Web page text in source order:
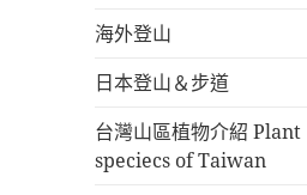
海外登山
日本登山＆步道
台灣山區植物介紹 Plant
speciecs of Taiwan